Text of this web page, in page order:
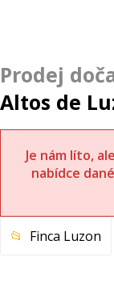
Altos de
Je nám líto,
nabídce
Finca Luzon